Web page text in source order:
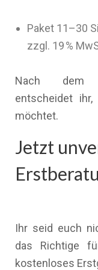
Paket 11–30
zzgl. 19 %
Nach dem
entscheidet
möchtet.
Jetzt
Ihr seid euch
das Richtige
kostenloses